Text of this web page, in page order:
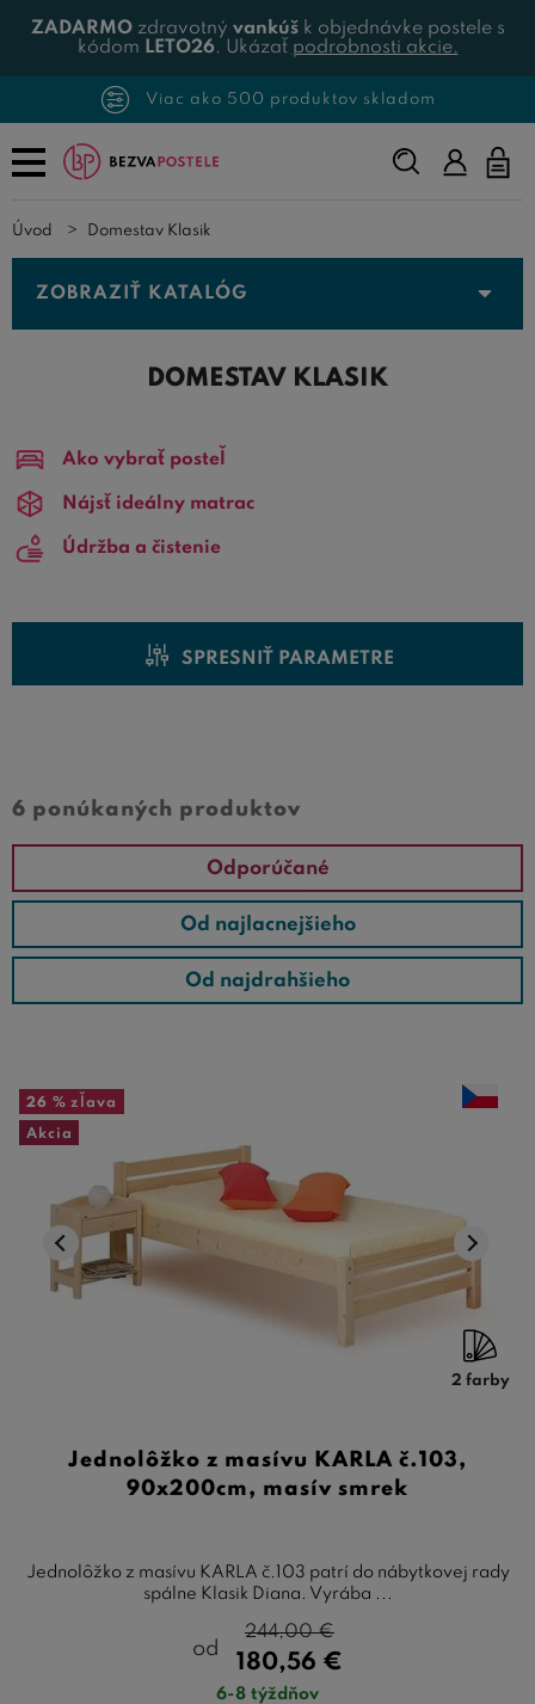
ZADARMOzdravotný vankúšk objednávke postele s
kódom LETO26. Ukázať podrobnosti akcie.
Viac ako 500 produktov skladom
Napíšte,
čo
Úvod Domestav Klasik
ZOBRAZIŤ KATALÓG
DOMESTAV KLASIK
Ako vybrať posteľ
Nájsť ideálny matrac
Údržba a čistenie
SPRESNIŤ PARAMETRE
6 ponúkaných produktov
Odporúčané
Od najlacnejšieho
Od najdrahšieho
26 % zľava
Akcia
2 farby
Jednolôžko z masívu KARLA č.103,
90x200cm, masív smrek
Jednolôžko z masívu KARLA č.103 patrí do nábytkovej rady
spálne Klasik Diana. Vyrába ...
od
180,56 €
244,00€
6-8 týždňov